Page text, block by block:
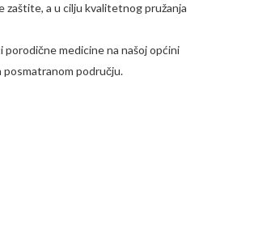
zaštite, a u cilju kvalitetnog pružanja
medicine na našoj općini
posmatranom području.